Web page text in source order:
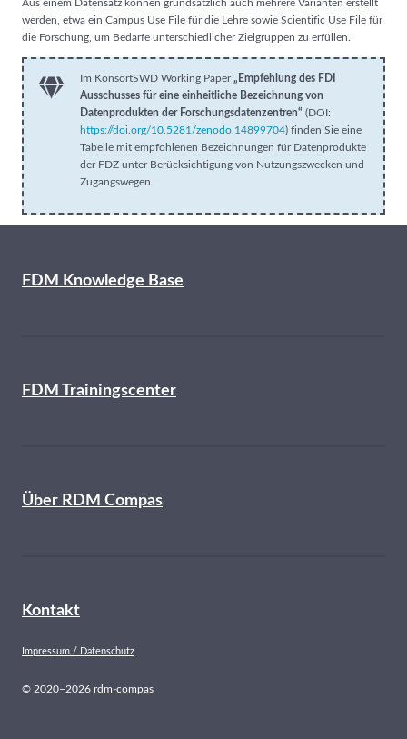
Aus einem Datensatz können grundsätzlich auch mehrere Varianten erstellt
werden, etwa ein Campus Use File für die Lehre sowie Scientific Use File für
die Forschung, um Bedarfe unterschiedlicher Zielgruppen zu erfüllen.
Im KonsortSWD Working Paper„Empfehlung des FDI
Ausschusses für eine einheitliche Bezeichnung von
Datenprodukten der Forschungsdatenzentren“ (DOI:
https://doi.org/10.5281/zenodo.14899704) finden Sie eine
Tabelle mit empfohlenen Bezeichnungen für Datenprodukte
der FDZ unter Berücksichtigung von Nutzungszwecken und
Zugangswegen.
FDM Knowledge Base
FDM Trainingscenter
Über RDM Compas
Kontakt
Impressum / Datenschutz
© 2020–2026 rdm-compas